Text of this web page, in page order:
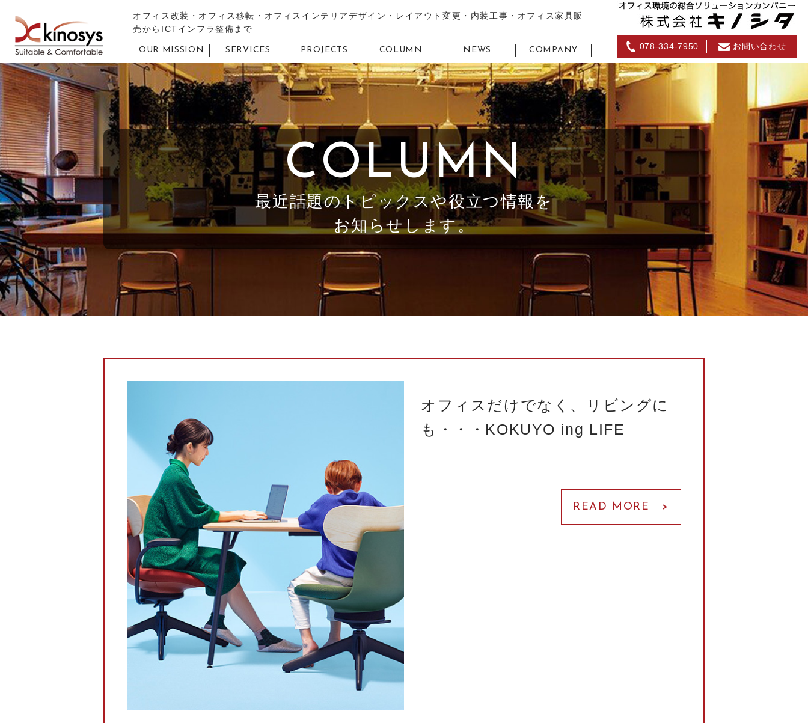
オフィス改装・オフィス移転・オフィスインテリアデザイン・レイアウト変更・内装工事・オフィス家具販
売からICTインフラ整備まで
OUR MISSION SERVICES PROJECTS COLUMN NEWS COMPANY 078-334-7950 お問い合わせ
COLUMN
最近話題のトピックスや役立つ情報を
お知らせします。
オフィスだけでなく、リビングに
も・・・KOKUYO ing LIFE
READ MORE >